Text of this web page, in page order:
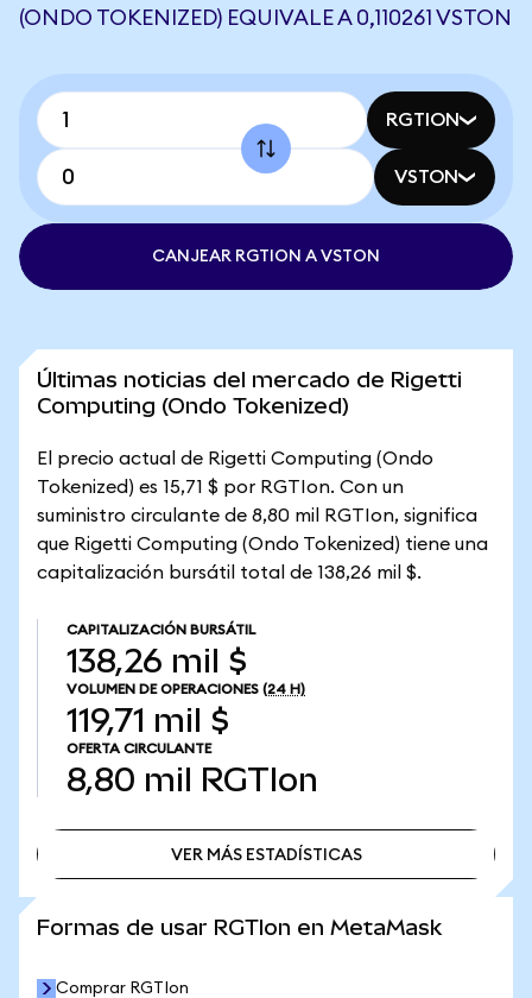
(ONDO TOKENIZED) EQUIVALE A 0,110261 VSTON
RGTION
VSTON
CANJEAR RGTION A VSTON
Últimas noticias del mercado de Rigetti
Computing (Ondo Tokenized)
El precio actual de Rigetti Computing (Ondo
Tokenized) es 15,71 $ por RGTIon. Con un
suministro circulante de 8,80 mil RGTIon, significa
que Rigetti Computing (Ondo Tokenized) tiene una
capitalización bursátil total de 138,26 mil $.
CAPITALIZACIÓN BURSÁTIL
138,26 mil $
VOLUMEN DE OPERACIONES (24 H)
119,71 mil $
OFERTA CIRCULANTE
8,80 mil RGTIon
VER MÁS ESTADÍSTICAS
Formas de usar RGTIon en MetaMask
Comprar RGTIon